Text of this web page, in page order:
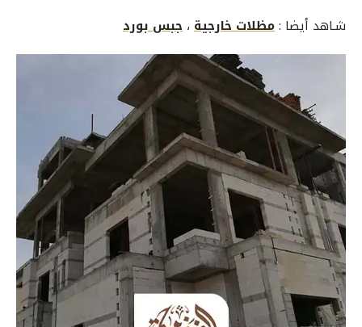
شـاهد أيضا :مظلات خارجية، جبس بورد